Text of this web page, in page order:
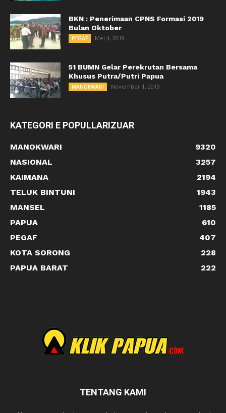
BKN : Penerimaan CPNS Formasi 2019
Bulan Oktober
PEGAF Mei 4, 2019
51 BUMN Gelar Perekrutan Bersama
Khusus Putra/Putri Papua
MANOKWARI November 1, 2019
KATEGORI E POPULLARIZUAR
MANOKWARI
9320
NASIONAL
3257
KAIMANA
2194
TELUK BINTUNI
1943
MANSEL
1185
PAPUA
610
PEGAF
407
KOTA SORONG
228
PAPUA BARAT
222
TENTANG KAMI